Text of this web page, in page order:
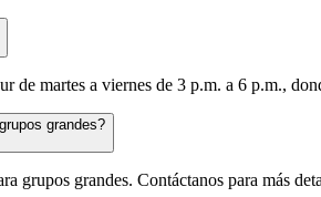
de martes a viernes de 3 p.m. a 6 p.m.,
grandes?
grupos grandes. Contáctanos para más